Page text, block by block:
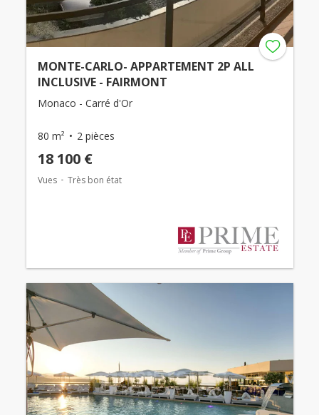
MONTE-CARLO- APPARTEMENT 2P ALL
INCLUSIVE - FAIRMONT
Monaco - Carré d'Or
80 m² 2 pièces
18 100 €
Vues Très bon état